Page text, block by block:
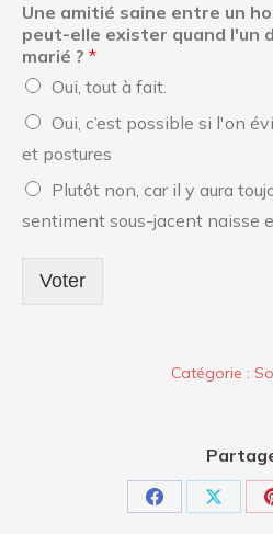
Une amitié saine entre un
peut-elle exister quand l'un
marié ? *
Oui, tout à fait.
Oui, c’est possible si l'on
et postures
Plutôt non, car il y aura
sentiment sous-jacent naisse
Voter
Catégorie :
Partager